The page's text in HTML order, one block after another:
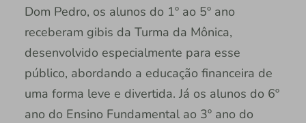
Dom Pedro, os alunos do 1º ao 5º ano
receberam gibis da Turma da Mônica,
desenvolvido especialmente para esse
público, abordando a educação financeira de
uma forma leve e divertida. Já os alunos do 6º
ano do Ensino Fundamental ao 3º ano do